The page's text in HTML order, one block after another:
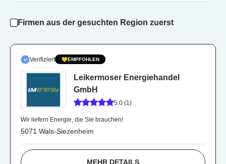
Firmen aus der gesuchten Region zuerst
Verifiziert EMPFOHLEN
Leikermoser Energiehandel
GmbH
5.0 (1)
Wir liefern Energie, die Sie brauchen!
5071 Wals-Siezenheim
MEHR DETAILS